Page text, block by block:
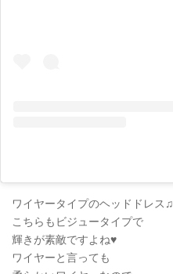
ワイヤータイプのヘッドドレス♫
こちらもビジュータイプで
輝きが素敵ですよね♥
ワイヤーと言っても